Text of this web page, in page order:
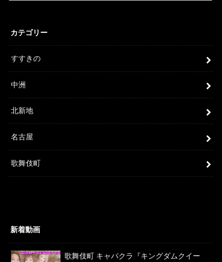
カテゴリー
すすきの
中洲
北新地
名古屋
歌舞伎町
新着動画
歌舞伎町 キャバクラ『キングダムクイー